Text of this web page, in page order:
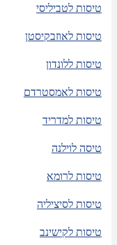
טיסות לטביליסי
טיסות לאוזבקיסטן
טיסות ללונדון
טיסות לאמסטרדם
טיסות למדריד
טיסה לוילנה
טיסות לרומא
טיסות לסיציליה
טיסות לקישינב